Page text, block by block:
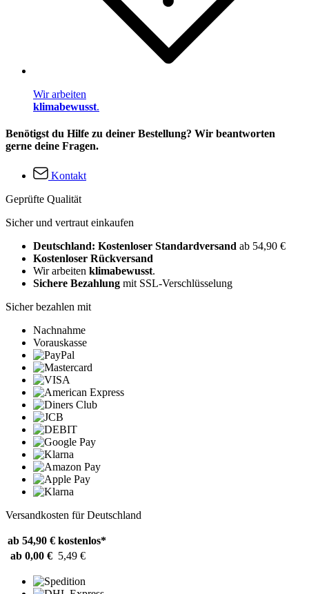
Wir arbeiten
klimabewusst.
Benötigst du Hilfe zu deiner Bestellung? Wir beantworten
gerne deine Fragen.
Kontakt
Geprüfte Qualität
Sicher und vertraut einkaufen
Deutschland: Kostenloser Standardversand ab 54,90 €
Kostenloser Rückversand
Wir arbeiten klimabewusst.
Sichere Bezahlung mit SSL-Verschlüsselung
Sicher bezahlen mit
Nachnahme
Vorauskasse
Versandkosten für Deutschland
ab 54,90 € kostenlos*
ab 0,00 € 5,49 €